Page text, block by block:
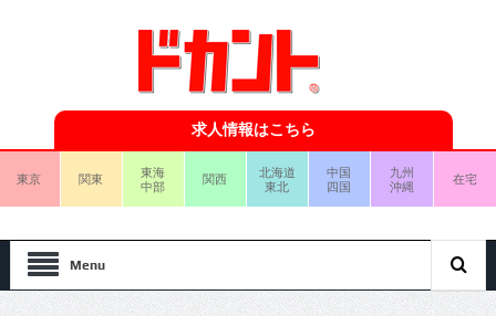
求人情報はこちら
東京 関東
東海
中部
関西
北海道
東北
中国
四国
九州
沖縄
在宅
Menu